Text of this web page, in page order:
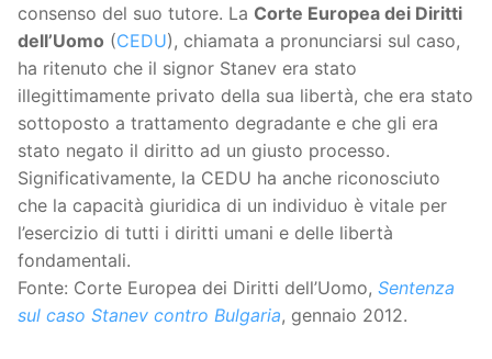
consenso del suo tutore. La Corte Europea dei Diritti
dell’Uomo (CEDU), chiamata a pronunciarsi sul caso,
ha ritenuto che il signor Stanev era stato
illegittimamente privato della sua libertà, che era stato
sottoposto a trattamento degradante e che gli era
stato negato il diritto ad un giusto processo.
Significativamente, la CEDU ha anche riconosciuto
che la capacità giuridica di un individuo è vitale per
l’esercizio di tutti i diritti umani e delle libertà
fondamentali.
Fonte: Corte Europea dei Diritti dell’Uomo, Sentenza
sul caso Stanev contro Bulgaria, gennaio 2012.